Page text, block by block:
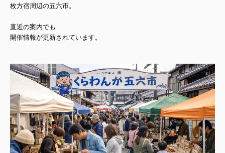
枚方宿周辺の五六市。
直近の案内でも
開催情報が更新されています。